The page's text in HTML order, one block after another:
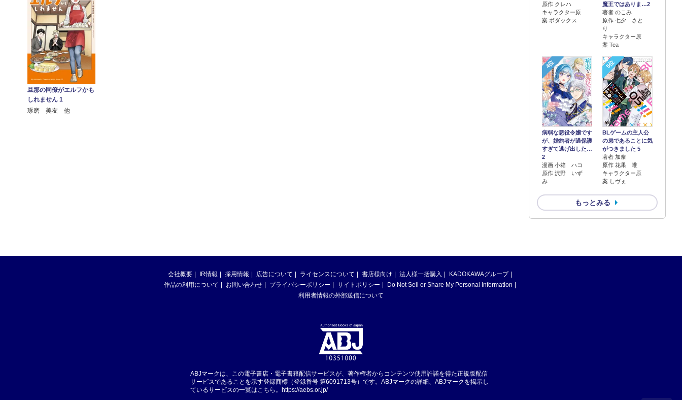
原作 クレハ
キャラクター原
案 ボダックス
魔王ではありま…2
著者 のこみ
原作 七夕 さと
り
キャラクター原
案 Tea
4位
病弱な悪役令嬢です
が、婚約者が過保護
すぎて逃げ出した…
2
漫画 小箱 ハコ
原作 沢野 いず
み
5位
BLゲームの主人公
の弟であることに気
がつきました 5
著者 加奈
原作 花果 唯
キャラクター原
案 しヴぇ
もっとみる
旦那の同僚がエルフかも
しれません 1
琢磨 美友 他
会社概要 IR情報 採用情報 広告について ライセンスについて 書店様向け 法人様一括購入
KADOKAWAグループ
作品の利用について
お問い合わせ プライバシーポリシー サイトポリシー
Do Not Sell or Share My Personal Information
利用者情報の外部送信について
ABJマークは、この電子書店・電子書籍配信サービスが、著作権者からコンテンツ使用許諾を得た正規版配信
サービスであることを示す登録商標（登録番号 第6091713号）です。ABJマークの詳細、ABJマークを掲示し
ているサービスの一覧はこちら。 https://aebs.or.jp/